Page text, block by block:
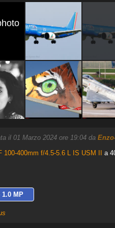
il 01 Marzo 2024 ore 19:04 da
100-400mm f/4.5-5.6 L IS USM II a
MP